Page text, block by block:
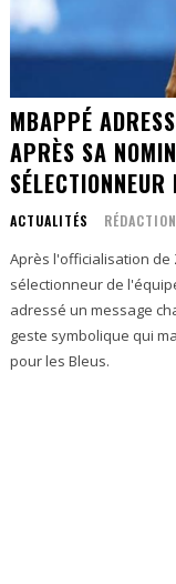
MBAPPÉ
APRÈS SA
SÉLECTIONNEUR
ACTUALITÉS RÉDACTION
Après l'officialisation de
sélectionneur de
adressé un message
geste symbolique qui
pour les Bleus.